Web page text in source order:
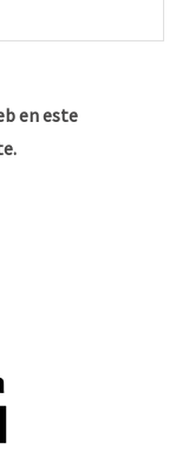
en este